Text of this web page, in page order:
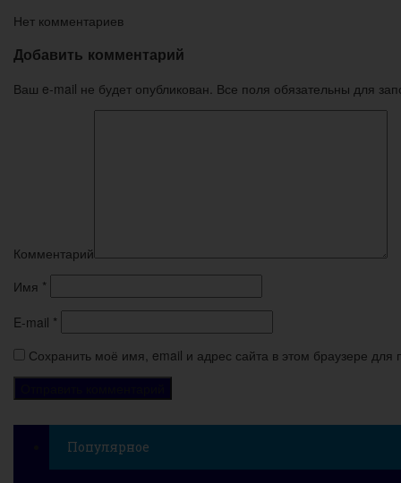
Нет комментариев
Добавить комментарий
Ваш e-mail не будет опубликован. Все поля обязательны для
Комментарий
Имя *
E-mail *
Сохранить моё имя, email и адрес сайта в этом браузере
Популярное